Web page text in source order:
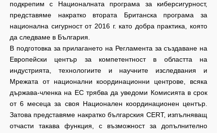
подкрепим с Националната програма за киберсигурност,
представяме накратко втората Британска програма за
национална сигурност от 2016 г. като добра практика, която
да следваме в България.
В подготовка за прилагането на Регламента за създаване на
Европейски център за компетентност в областта на
индустрията, технологиите и научните изследвания и
Мрежата от национални координационни центрове, всяка
държава-членка на ЕС трябва да уведоми Комисията в срок
от 6 месеца за своя Национален координационен център.
Затова представяме накратко българския CERT, изпълняващ
отчасти такава функция, с възможност за допълнително